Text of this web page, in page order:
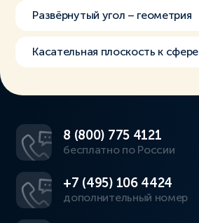
Развёрнутый угол – геометрия
Касательная плоскость к сфере
8 (800) 775 4121
бесплатно по России
+7 (495) 106 4424
дополнительный номер